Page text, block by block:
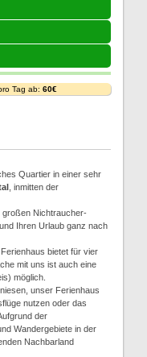
Tag ab: 60€
Quartier in einer sehr
, inmitten der
großen Nichtraucher-
Ihren Urlaub ganz nach
bietet für vier
mit uns ist auch eine
möglich.
unser Ferienhaus
nutzen oder das
der
Wandergebiete in der
Nachbarland